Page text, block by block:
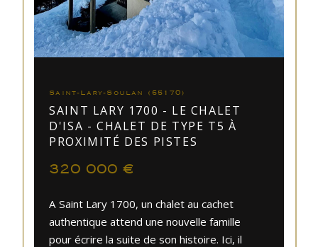
Saint-Lary-Soulan (65170)
SAINT LARY 1700 - LE CHALET
D'ISA - CHALET DE TYPE T5 À
PROXIMITÉ DES PISTES
320 000 €
A Saint Lary 1700, un chalet au cachet
authentique attend une nouvelle famille
pour écrire la suite de son histoire. Ici, il